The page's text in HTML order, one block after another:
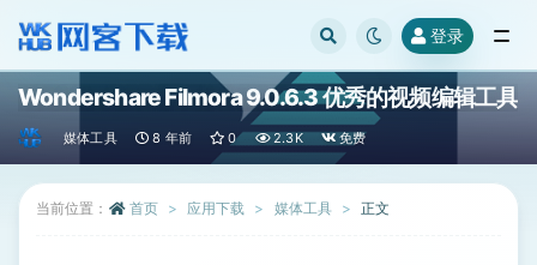
登录
Wondershare Filmora 9.0.6.3 优秀的视频编辑工具
媒体工具 8 年前 0 2.3K 免费
当前位置： 首页 应用下载 媒体工具 正文
全部